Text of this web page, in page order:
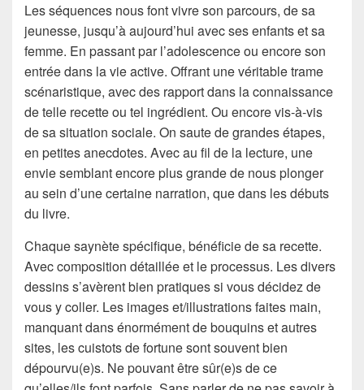
Les séquences nous font vivre son parcours, de sa
jeunesse, jusqu’à aujourd’hui avec ses enfants et sa
femme. En passant par l’adolescence ou encore son
entrée dans la vie active. Offrant une véritable trame
scénaristique, avec des rapport dans la connaissance
de telle recette ou tel ingrédient. Ou encore vis-à-vis
de sa situation sociale. On saute de grandes étapes,
en petites anecdotes. Avec au fil de la lecture, une
envie semblant encore plus grande de nous plonger
au sein d’une certaine narration, que dans les débuts
du livre.
Chaque saynète spécifique, bénéficie de sa recette.
Avec composition détaillée et le processus. Les divers
dessins s’avèrent bien pratiques si vous décidez de
vous y coller. Les images et/illustrations faites main,
manquant dans énormément de bouquins et autres
sites, les cuistots de fortune sont souvent bien
dépourvu(e)s. Ne pouvant être sûr(e)s de ce